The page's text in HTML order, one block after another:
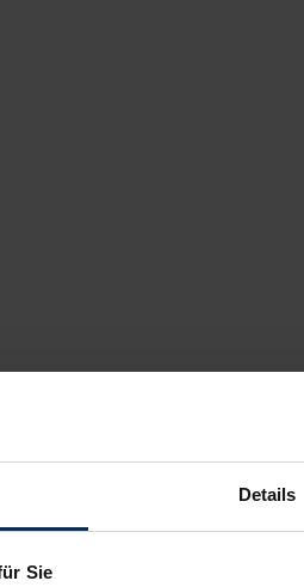
Details
Sie